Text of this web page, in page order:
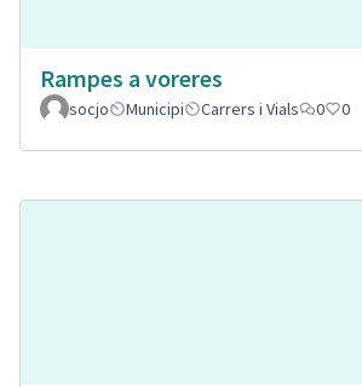
Rampes a voreres
socjo
Municipi Carrers i Vials 0 0